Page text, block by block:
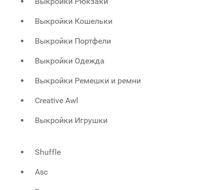
Выкройки Кошельки
Выкройки Портфели
Выкройки Одежда
Выкройки Ремешки и ремни
Creative Awl
Выкройки Игрушки
Shuffle
Asc